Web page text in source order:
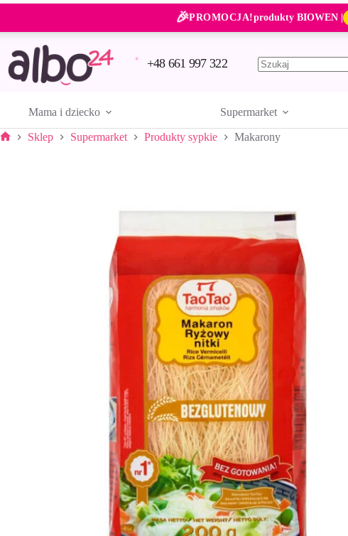
Przejdź
treści
🎉PROMOCJA!produkty BIOWEN |
+48 661 997 322
Mama i dziecko Supermarket
Sklep Supermarket Produkty sypkie Makarony